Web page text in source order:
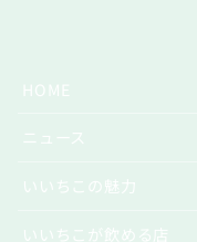
HOME
ニュース
いいちこの魅力
いいちこが飲める店